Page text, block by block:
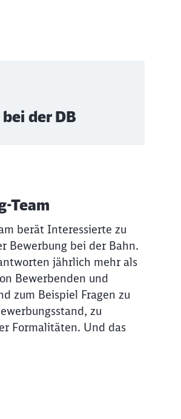
der DB
Team
berät Interessierte zu
Bewerbung bei der Bahn.
jährlich mehr als
Bewerbenden und
zum Beispiel Fragen zu
zu
Formalitäten. Und das